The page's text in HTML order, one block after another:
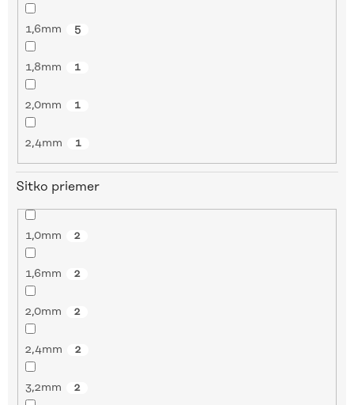
1,6mm 5
1,8mm 1
2,0mm 1
2,4mm 1
Sitko priemer
1,0mm 2
1,6mm 2
2,0mm 2
2,4mm 2
3,2mm 2